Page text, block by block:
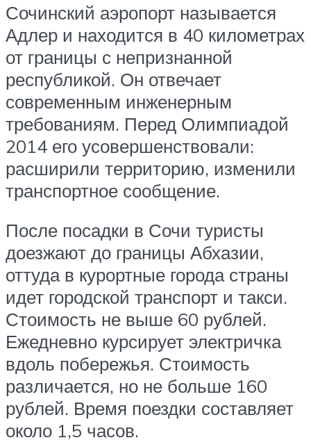
Сочинский аэропорт называется
Адлер и находится в 40 километрах
от границы с непризнанной
республикой. Он отвечает
современным инженерным
требованиям. Перед Олимпиадой
2014 его усовершенствовали:
расширили территорию, изменили
транспортное сообщение.
После посадки в Сочи туристы
доезжают до границы Абхазии,
оттуда в курортные города страны
идет городской транспорт и такси.
Стоимость не выше 60 рублей.
Ежедневно курсирует электричка
вдоль побережья. Стоимость
различается, но не больше 160
рублей. Время поездки составляет
около 1,5 часов.